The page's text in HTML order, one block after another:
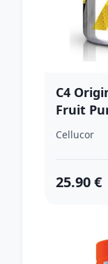
C4
Fruit
Cellucor
25.90 €